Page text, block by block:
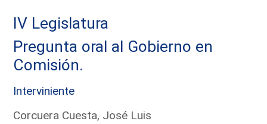
IV Legislatura
Pregunta oral al Gobierno en
Comisión.
Interviniente
Corcuera Cuesta, José Luis